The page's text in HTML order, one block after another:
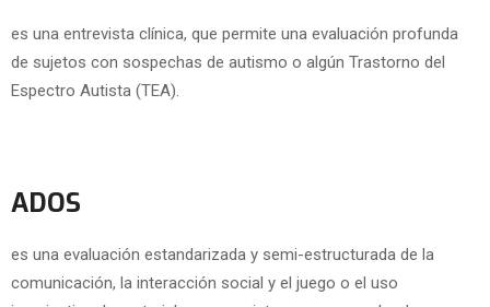
es una entrevista clínica, que permite una evaluación profunda
de sujetos con sospechas de autismo o algún Trastorno del
Espectro Autista (TEA).
ADOS
es una evaluación estandarizada y semi-estructurada de la
comunicación, la interacción social y el juego o el uso